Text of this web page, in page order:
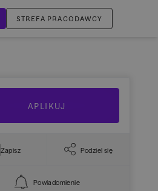
STREFA PRACODAWCY
APLIKUJ
Zapisz Podziel się
Powiadomienie